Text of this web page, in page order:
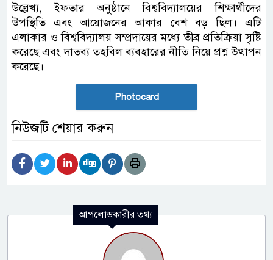
উল্লেখ্য, ইফতার অনুষ্ঠানে বিশ্ববিদ্যালয়ের শিক্ষার্থীদের
উপস্থিতি এবং আয়োজনের আকার বেশ বড় ছিল। এটি
এলাকার ও বিশ্ববিদ্যালয় সম্প্রদায়ের মধ্যে তীব্র প্রতিক্রিয়া সৃষ্টি
করেছে এবং দাতব্য তহবিল ব্যবহারের নীতি নিয়ে প্রশ্ন উত্থাপন
করেছে।
Photocard
নিউজটি শেয়ার করুন
আপলোডকারীর তথ্য